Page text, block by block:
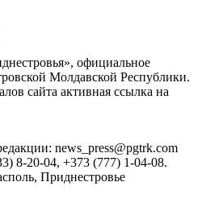
официальное
Молдавской Республики.
сайта активная ссылка на
news_press@pgtrk.com
8-20-04, +373 (777) 1-04-08.
Приднестровье